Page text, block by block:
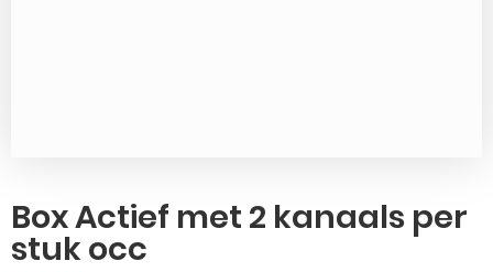
Box Actief met 2 kanaals per
stuk occ